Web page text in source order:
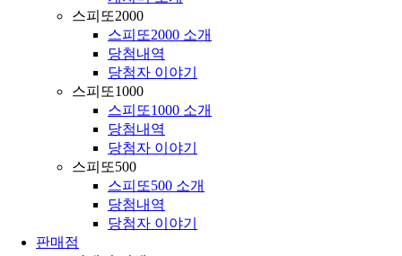
스피또2000
스피또2000 소개
당첨내역
당첨자 이야기
스피또1000
스피또1000 소개
당첨내역
당첨자 이야기
스피또500
스피또500 소개
당첨내역
당첨자 이야기
판매점